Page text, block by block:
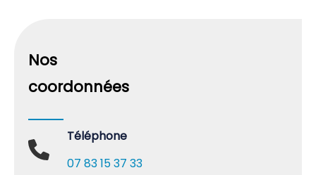
Nos
coordonnées
Téléphone
07 83 15 37 33